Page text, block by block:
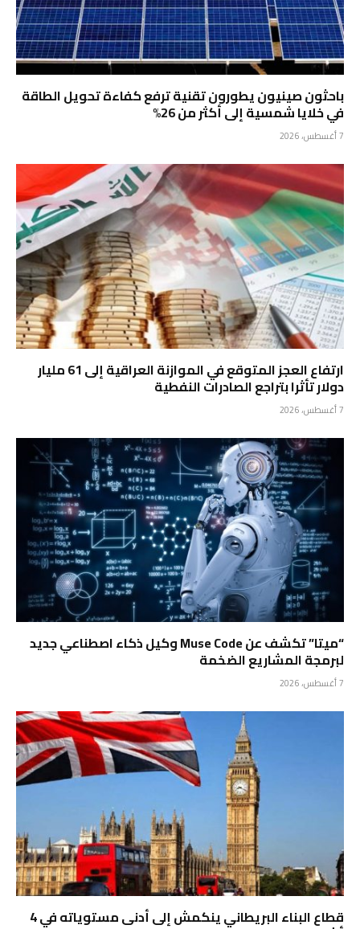
باحثون صينيون يطورون تقنية ترفع كفاءة تحويل الطاقة
في خلايا شمسية إلى أكثر من 26%
7 أغسطس، 2026
ارتفاع العجز المتوقع في الموازنة العراقية إلى 61 مليار
دولار تأثرا بتراجع الصادرات النفطية
7 أغسطس، 2026
“ميتا” تكشف عن Muse Code وكيل ذكاء اصطناعي جديد
لبرمجة المشاريع الضخمة
7 أغسطس، 2026
قطاع البناء البريطاني ينكمش إلى أدنى مستوياته في 4